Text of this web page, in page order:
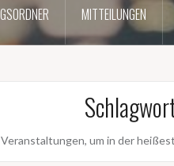
MITTEILUNGEN
um in der